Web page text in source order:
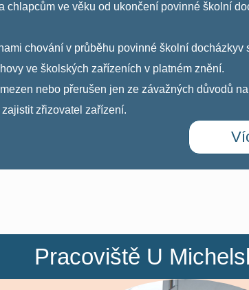
ve věku od ukončení povinné školní
chování v průběhu povinné školní docházkyv
ve školských zařízeních v platném znění.
nebo přerušen jen ze závažných důvodů
zřizovatel zařízení.
Pracoviště U